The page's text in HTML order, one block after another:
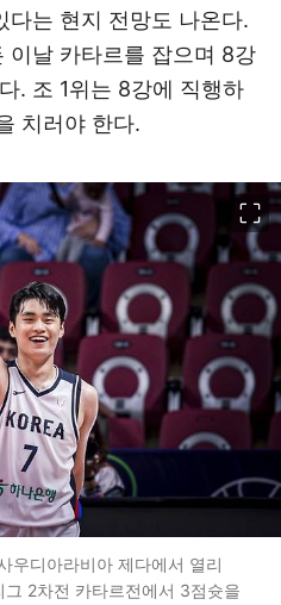
다는 현지 전망도 나온다.
이날 카타르를 잡으며 8강
. 조 1위는 8강에 직행하
치러야 한다.
우디아라비아 제다에서 열리
2차전 카타르전에서 3점슛을